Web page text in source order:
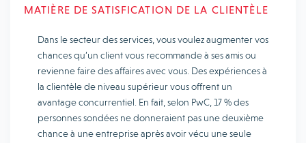
MATIÈRE DE SATISFICATION DE LA CLIENTÈLE
Dans le secteur des services, vous voulez augmenter vos
chances qu’un client vous recommande à ses amis ou
revienne faire des affaires avec vous. Des expériences à
la clientèle de niveau supérieur vous offrent un
avantage concurrentiel. En fait, selon PwC, 17 % des
personnes sondées ne donneraient pas une deuxième
chance à une entreprise après avoir vécu une seule